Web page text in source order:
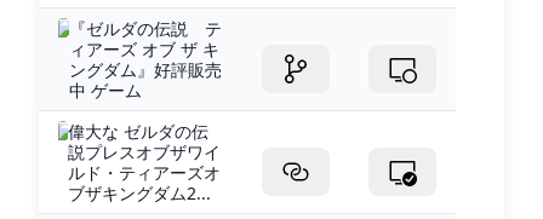
『ゼルダの伝説 テ
ィアーズ オブ ザ キ
ングダム』好評販売
中 ゲーム
偉大な ゼルダの伝
説プレスオブザワイ
ルド・ティアーズオ
ブザキングダム2...